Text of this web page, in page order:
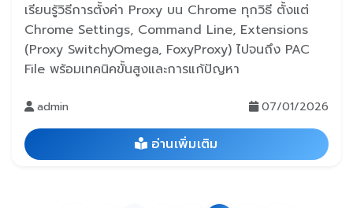
เรียนรู้วิธีการตั้งค่า Proxy บน Chrome ทุกวิธี ตั้งแต่
Chrome Settings, Command Line, Extensions
(Proxy SwitchyOmega, FoxyProxy) ไปจนถึง PAC
File พร้อมเทคนิคขั้นสูงและการแก้ปัญหา
admin 07/01/2026
อ่านเพิ่มเติม